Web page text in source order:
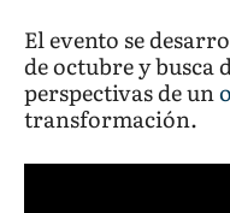
El evento se
de octubre y busca
perspectivas de un
transformación.